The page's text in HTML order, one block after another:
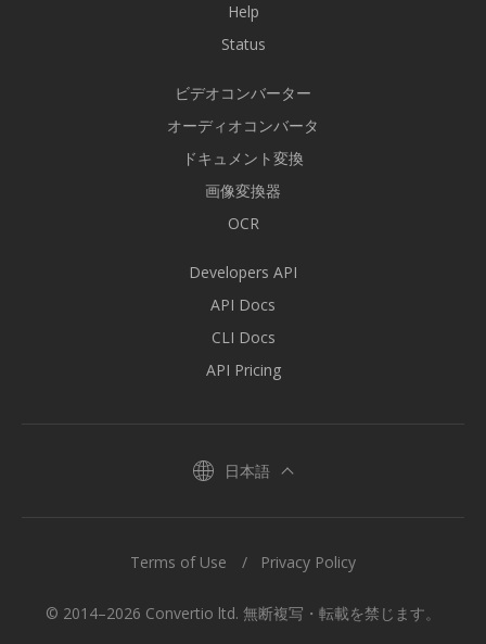
Help
Status
ビデオコンバーター
オーディオコンバータ
ドキュメント変換
画像変換器
OCR
Developers API
API Docs
CLI Docs
API Pricing
日本語
© 2014–2026 Convertio ltd. 無断複写・転載を禁じます。
Terms of Use Privacy Policy